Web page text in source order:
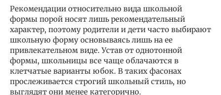
Рекомендации относительно вида школьной
формы порой носят лишь рекомендательный
характер, поэтому родители и дети часто выбирают
школьную форму основываясь лишь на ее
привлекательном виде. Устав от однотонной
формы, школьницы все чаще облачаются в
клетчатые варианты юбок. В таких фасонах
прослеживается строгий школьный стиль, но
выглядят они менее категорично.